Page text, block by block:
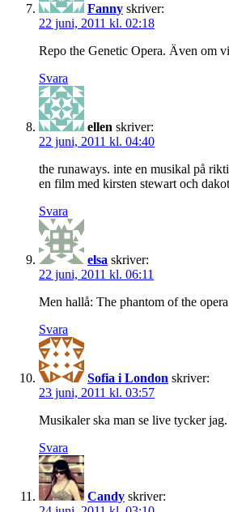
Fanny skriver:
22 juni, 2011 kl. 02:18
Repo the Genetic Opera. Även om
Svara
ellen skriver:
22 juni, 2011 kl. 04:40
the runaways. inte en musikal på
en film med kirsten stewart och
Svara
elsa skriver:
22 juni, 2011 kl. 06:11
Men hallå: The phantom of the
Svara
Sofia i London skriver:
23 juni, 2011 kl. 03:57
Musikaler ska man se live tycker
Svara
Candy skriver: